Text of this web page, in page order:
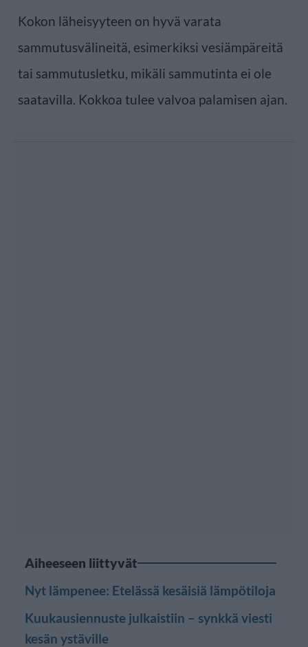
Kokon läheisyyteen on hyvä varata
sammutusvälineitä, esimerkiksi vesiämpäreitä
tai sammutusletku, mikäli sammutinta ei ole
saatavilla. Kokkoa tulee valvoa palamisen ajan.
Aiheeseen liittyvät
Nyt lämpenee: Etelässä kesäisiä lämpötiloja
Kuukausiennuste julkaistiin – synkkä viesti
kesän ystäville